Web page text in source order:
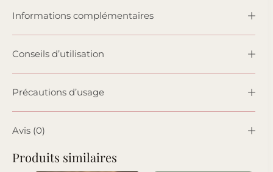
Informations complémentaires
Conseils d’utilisation
Précautions d’usage
Avis (0)
Produits similaires